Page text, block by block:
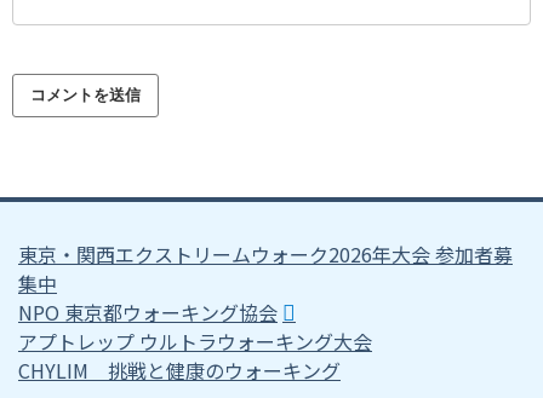
東京・関西エクストリームウォーク2026年大会 参加者募
集中
NPO 東京都ウォーキング協会
アプトレップ ウルトラウォーキング大会
CHYLIM 挑戦と健康のウォーキング